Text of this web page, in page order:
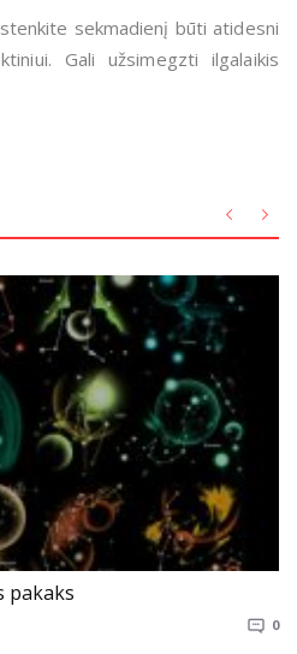
sekmadienį būti atidesni
Gali užsimegzti ilgalaikis
pakaks
0